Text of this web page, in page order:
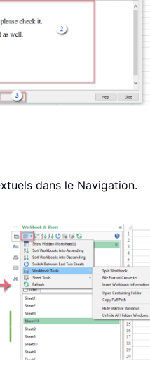
dans le Navigation.